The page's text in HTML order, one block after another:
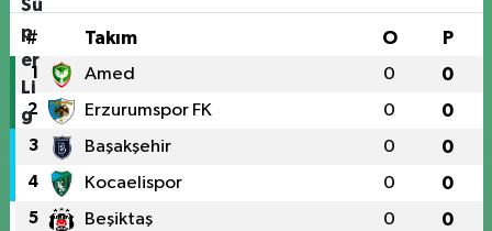
# Takım O P
1 Amed 0 0
2 Erzurumspor FK 0 0
3 Başakşehir 0 0
4 Kocaelispor 0 0
5 Beşiktaş 0 0